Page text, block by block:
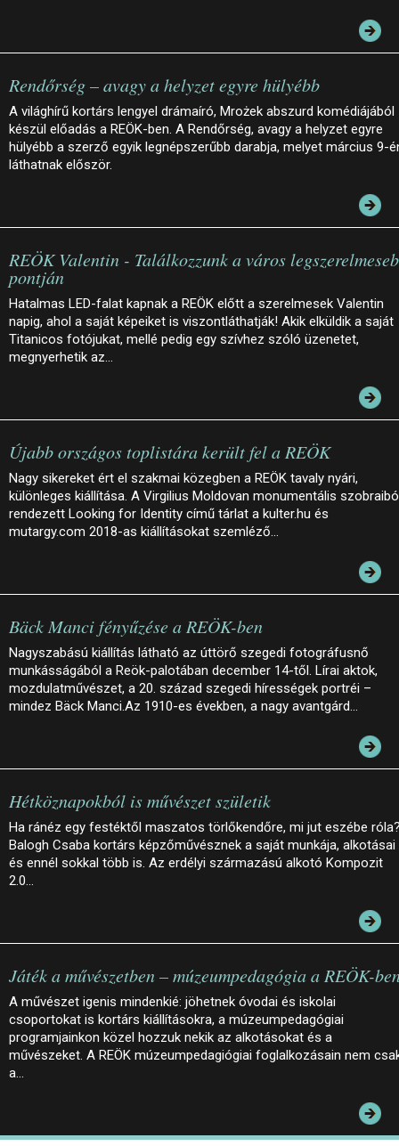
Rendőrség – avagy a helyzet egyre hülyébb
A világhírű kortárs lengyel drámaíró, Mrożek abszurd komédiájából
készül előadás a REÖK-ben. A Rendőrség, avagy a helyzet egyre
hülyébb a szerző egyik legnépszerűbb darabja, melyet március 9-
láthatnak először.
REÖK Valentin - Találkozzunk a város
pontján
Hatalmas LED-falat kapnak a REÖK előtt a szerelmesek Valentin
napig, ahol a saját képeiket is viszontláthatják! Akik elküldik a saját
Titanicos fotójukat, mellé pedig egy szívhez szóló üzenetet,
megnyerhetik az…
Újabb országos toplistára került fel a REÖK
Nagy sikereket ért el szakmai közegben a REÖK tavaly nyári,
különleges kiállítása. A Virgilius Moldovan monumentális
rendezett Looking for Identity című tárlat a kulter.hu és
mutargy.com 2018-as kiállításokat szemléző…
Bäck Manci fényűzése a REÖK-ben
Nagyszabású kiállítás látható az úttörő szegedi fotográfusnő
munkásságából a Reök-palotában december 14-től. Lírai aktok,
mozdulatművészet, a 20. század szegedi hírességek portréi –
mindez Bäck Manci.Az 1910-es években, a nagy avantgárd…
Hétköznapokból is művészet születik
Ha ránéz egy festéktől maszatos törlőkendőre, mi jut eszébe
Balogh Csaba kortárs képzőművésznek a saját munkája, alkotásai
és ennél sokkal több is. Az erdélyi származású alkotó Kompozit
2.0…
Játék a művészetben – múzeumpedagógia a REÖK-
A művészet igenis mindenkié: jöhetnek óvodai és iskolai
csoportokat is kortárs kiállításokra, a múzeumpedagógiai
programjainkon közel hozzuk nekik az alkotásokat és a
művészeket. A REÖK múzeumpedagiógiai foglalkozásain nem
a…